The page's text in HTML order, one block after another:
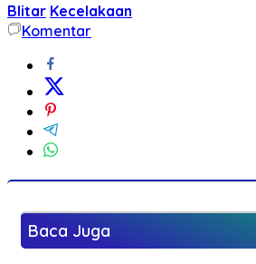
Blitar Kecelakaan
Komentar
Baca Juga